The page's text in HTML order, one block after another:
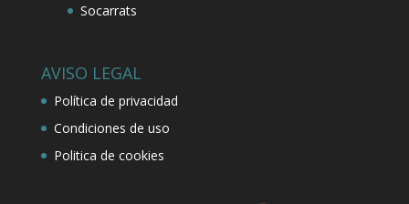
Socarrats
AVISO LEGAL
Política de privacidad
Condiciones de uso
Politica de cookies